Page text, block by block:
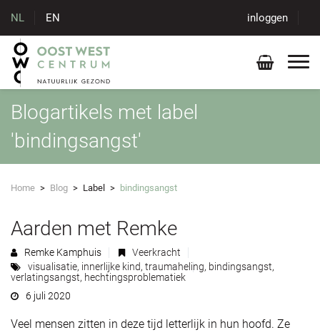
NL EN inloggen
Blogartikels met label
'bindingsangst'
Home > Blog > Label > bindingsangst
Aarden met Remke
Remke Kamphuis
Veerkracht
visualisatie, innerlijke kind, traumaheling, bindingsangst,
verlatingsangst, hechtingsproblematiek
6 juli 2020
Veel mensen zitten in deze tijd letterlijk in hun hoofd. Ze